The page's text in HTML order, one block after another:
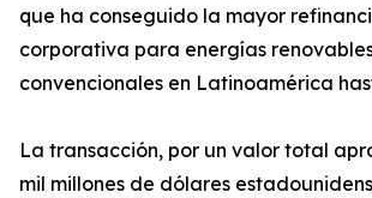
que ha conseguido la mayor
corporativa para energías
convencionales en Latinoamérica
La transacción, por un valor total
mil millones de dólares